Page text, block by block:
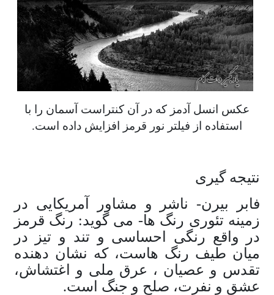
عکس انسل آدمز که در آن کنتراست آسمان را با
استفاده از فیلتر نور قرمز افزایش داده است.
نتیجه گیری
فابر بیرن- ناشر و مشاور آمریکایی در
زمینه تئوری رنگ ها- می گوید: رنگ قرمز
در واقع رنگی احساسی و تند و تیز در
میان طیف رنگ هاست، که نشان دهنده
تقدس و عصیان ، عرق ملی و اغتشاش،
عشق و نفرت، صلح و جنگ است.